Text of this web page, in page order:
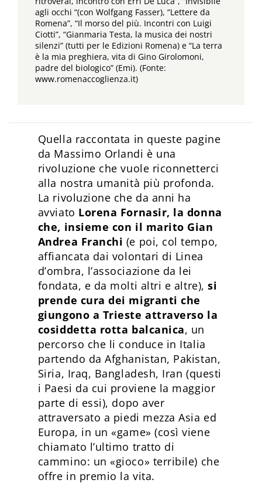
agli occhi “(con Wolfgang Fasser), “Lettere da
Romena”, “Il morso del più. Incontri con Luigi
Ciotti”, “Gianmaria Testa, la musica dei nostri
silenzi” (tutti per le Edizioni Romena) e “La terra
è la mia preghiera, vita di Gino Girolomoni,
padre del biologico” (Emi). (Fonte:
www.romenaccoglienza.it)
Quella raccontata in queste pagine
da Massimo Orlandi è una
rivoluzione che vuole riconnetterci
alla nostra umanità più profonda.
La rivoluzione che da anni ha
avviato Lorena Fornasir, la donna
che, insieme con il marito Gian
Andrea Franchi (e poi, col tempo,
affiancata dai volontari di Linea
d’ombra, l’associazione da lei
fondata, e da molti altri e altre),si
prende cura dei migranti che
giungono a Trieste attraverso la
cosiddetta rotta balcanica, un
percorso che li conduce in Italia
partendo da Afghanistan, Pakistan,
Siria, Iraq, Bangladesh, Iran (questi
i Paesi da cui proviene la maggior
parte di essi), dopo aver
attraversato a piedi mezza Asia ed
Europa, in un «game» (così viene
chiamato l’ultimo tratto di
cammino: un «gioco» terribile) che
offre in premio la vita.